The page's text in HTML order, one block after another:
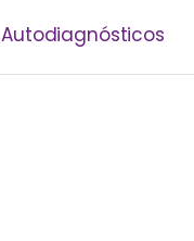
Autodiagnósticos